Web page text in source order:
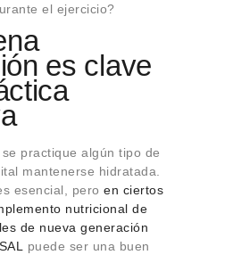
el ejercicio?
es clave
practique algún tipo de
mantenerse hidratada.
esencial, pero en ciertos
nutricional de
de nueva generación
puede ser una buen